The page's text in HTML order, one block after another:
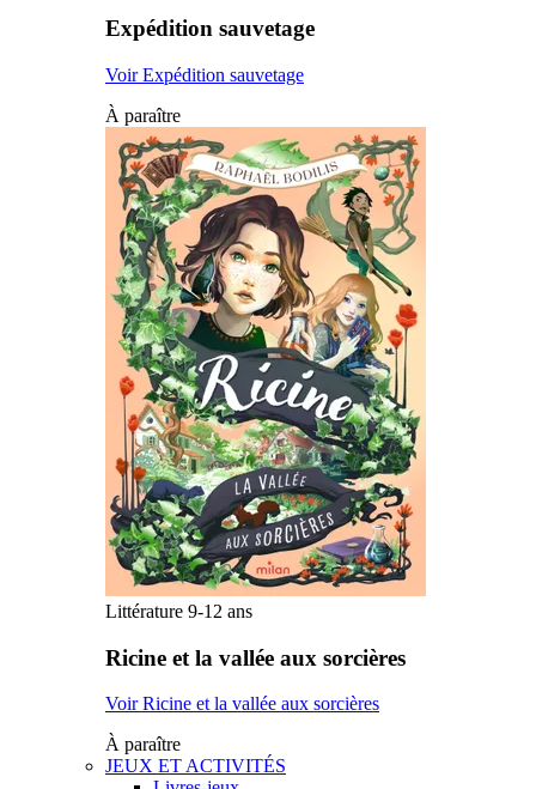
Expédition sauvetage
Voir Expédition sauvetage
À paraître
Littérature 9-12 ans
Ricine et la vallée aux sorcières
Voir Ricine et la vallée aux sorcières
À paraître
JEUX ET ACTIVITÉS